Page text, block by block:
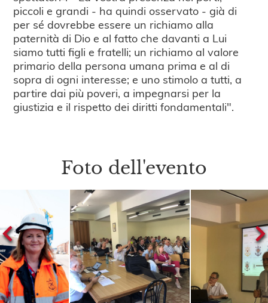
piccoli e grandi - ha quindi osservato - già di
per sé dovrebbe essere un richiamo alla
paternità di Dio e al fatto che davanti a Lui
siamo tutti figli e fratelli; un richiamo al valore
primario della persona umana prima e al di
sopra di ogni interesse; e uno stimolo a tutti, a
partire dai più poveri, a impegnarsi per la
giustizia e il rispetto dei diritti fondamentali".
Foto dell'evento